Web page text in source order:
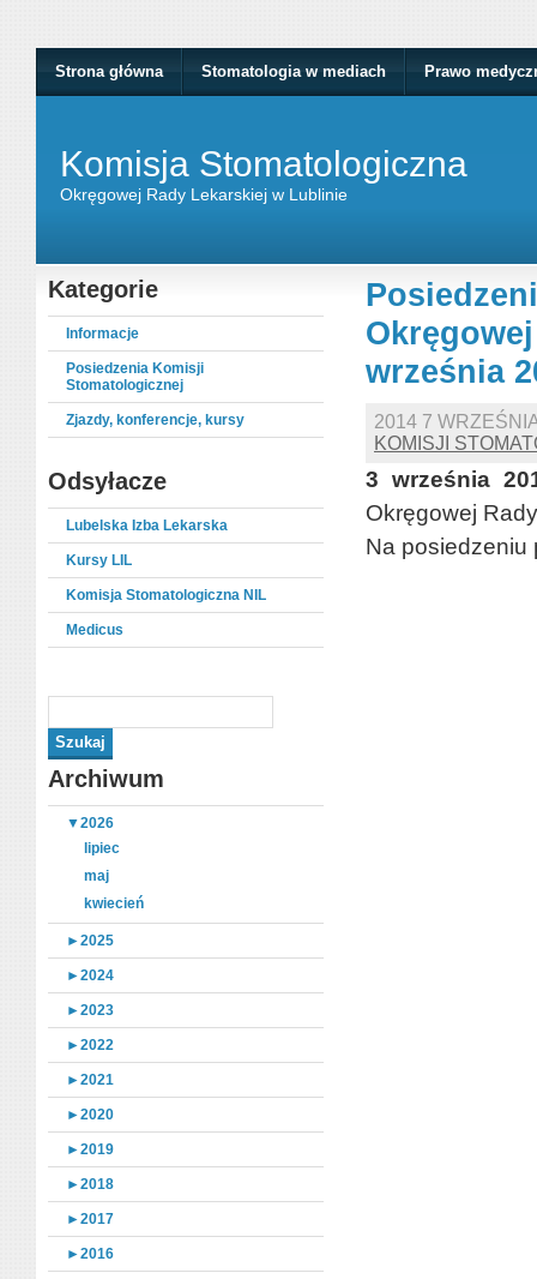
Strona główna Stomatologia w mediach Prawo
Komisja Stomatologiczna
Okręgowej Rady Lekarskiej w Lublinie
Kategorie
Informacje
Posiedzenia Komisji
Stomatologicznej
Zjazdy, konferencje, kursy
Odsyłacze
Lubelska Izba Lekarska
Kursy LIL
Komisja Stomatologiczna NIL
Medicus
Archiwum
▼2026
lipiec
maj
kwiecień
►2025
►2024
►2023
►2022
►2021
►2020
►2019
►2018
►2017
►2016
września
2014 7
KOMISJI
3 września
Okręgowej
Na posiedzeniu